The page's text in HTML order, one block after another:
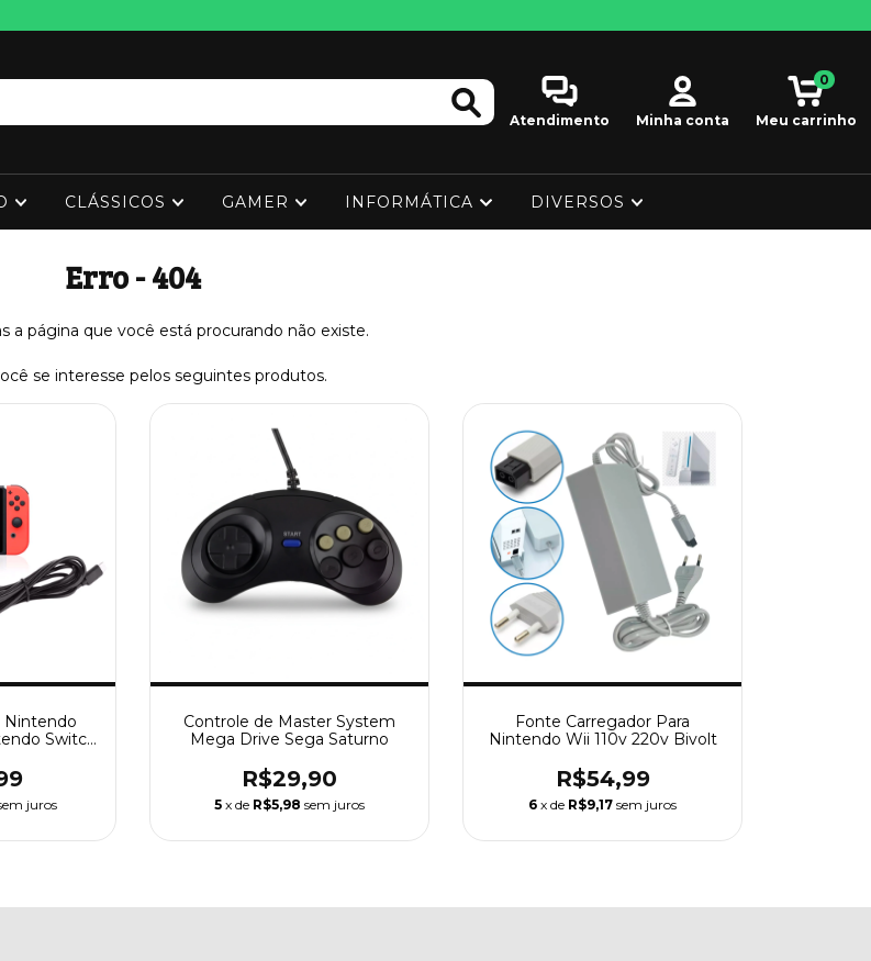
Atendimento Minha conta Meu carrinho
0
CLÁSSICOS GAMER INFORMÁTICA DIVERSOS
Erro - 404
a página que você está procurando não existe.
se interesse pelos seguintes produtos.
Nintendo
Switch
juros
Controle de Master System
Mega Drive Sega Saturno
R$29,90
5 x de R$5,98 sem juros
Fonte Carregador Para
Nintendo Wii 110v 220v Bivolt
R$54,99
6 x de R$9,17 sem juros